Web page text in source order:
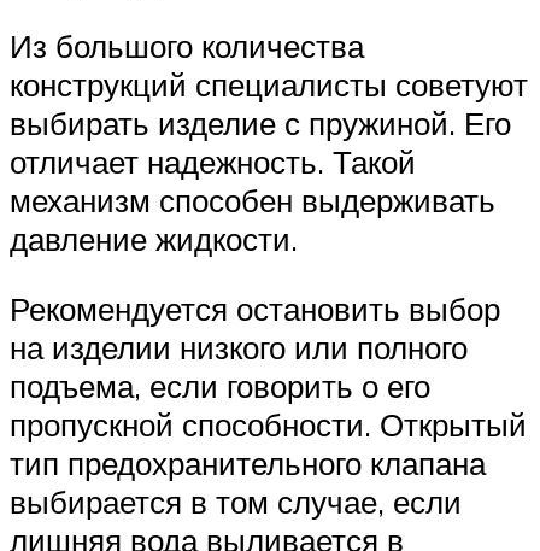
Из большого количества
конструкций специалисты советуют
выбирать изделие с пружиной. Его
отличает надежность. Такой
механизм способен выдерживать
давление жидкости.
Рекомендуется остановить выбор
на изделии низкого или полного
подъема, если говорить о его
пропускной способности. Открытый
тип предохранительного клапана
выбирается в том случае, если
лишняя вода выливается в